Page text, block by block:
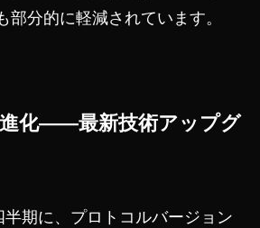
部分的に軽減されています。
進化――最新技術アップグ
期に、プロトコルバージョン